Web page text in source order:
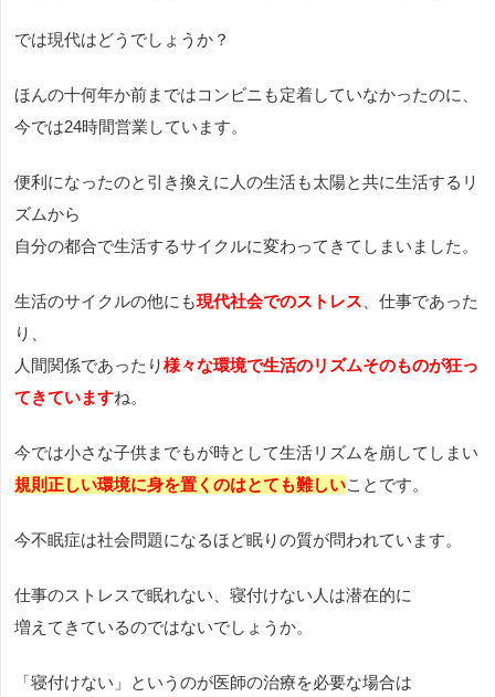
では現代はどうでしょうか？
ほんの十何年か前まではコンビニも定着していなかったのに、
今では24時間営業しています。
便利になったのと引き換えに人の生活も太陽と共に生活するリ
ズムから
自分の都合で生活するサイクルに変わってきてしまいました。
生活のサイクルの他にも現代社会でのストレス 、仕事であった
り、
人間関係であったり様々な環境で生活のリズムそのものが狂っ
てきていますね。
今では小さな子供までもが時として生活リズムを崩してしまい
規則正しい環境に身を置くのはとても難しいことです。
今不眠症は社会問題になるほど眠りの質が問われています。
仕事のストレスで眠れない、寝付けない人は潜在的に
増えてきているのではないでしょうか。
「寝付けない」というのが医師の治療を必要な場合は